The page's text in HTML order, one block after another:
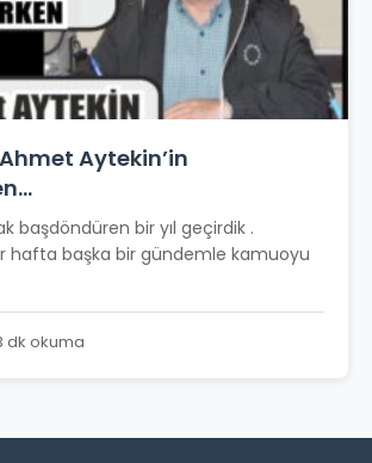
Ahmet Aytekin’in
başdöndüren bir yıl geçirdik .
hafta başka bir gündemle kamuoyu
dk okuma